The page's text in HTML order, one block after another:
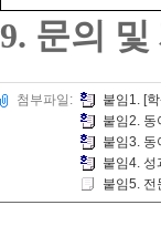
9. 문의 및
첨부파일:
붙임1. [
붙임2.
붙임3.
붙임4.
붙임5.